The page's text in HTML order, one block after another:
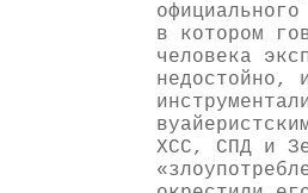
в котором
человека
недостойно,
ХСС, СПД и